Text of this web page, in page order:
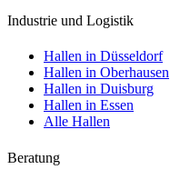
Industrie und Logistik
Hallen in Düsseldorf
Hallen in Oberhausen
Hallen in Duisburg
Hallen in Essen
Alle Hallen
Beratung